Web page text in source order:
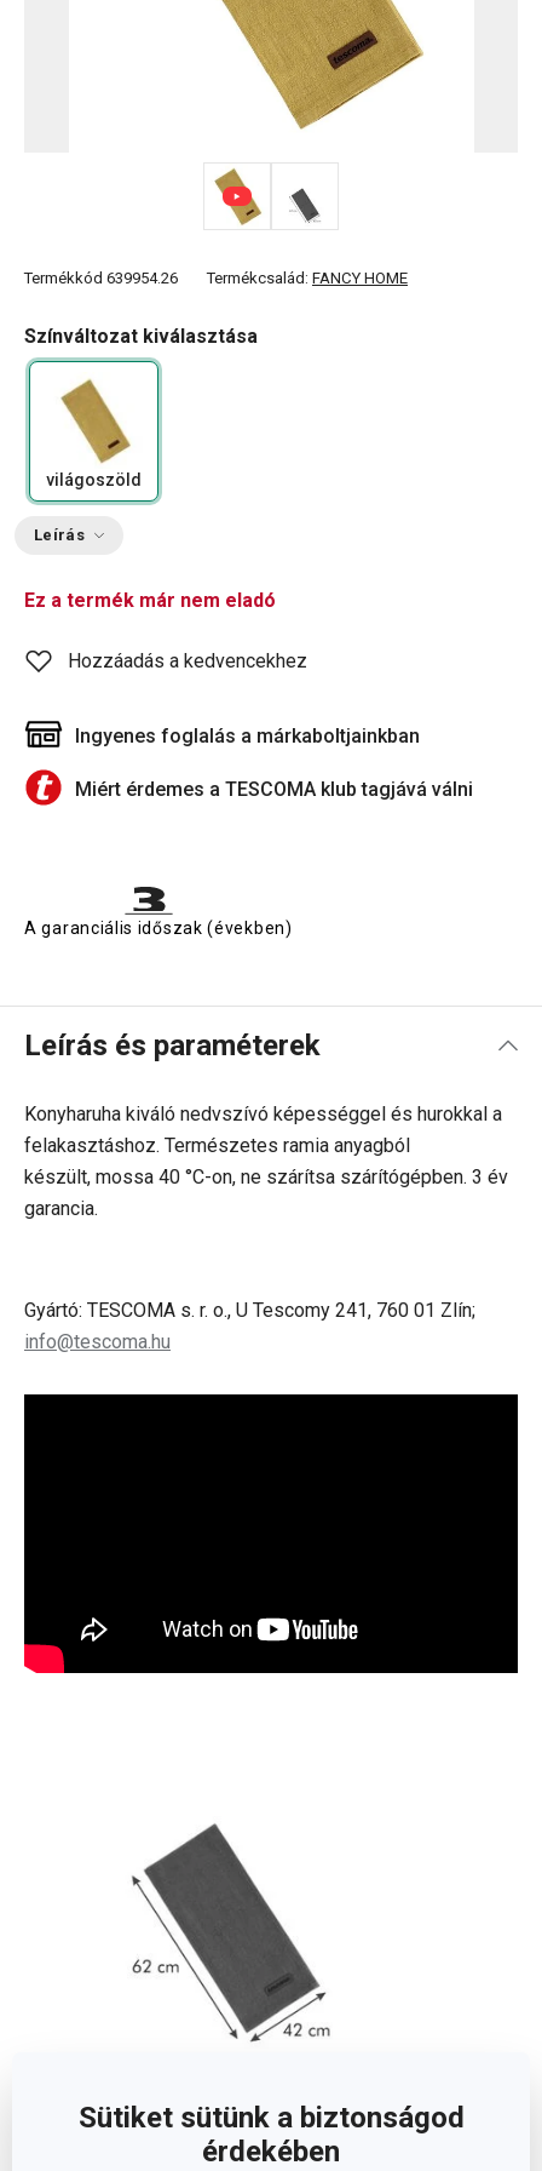
Sütiket sütünk a biztonságod
érdekében
Termékkód 639954.26 Termékcsalád: FANCY HOME
Színváltozat kiválasztása
világoszöld
Leírás
Ez a termék már nem eladó
Hozzáadás a kedvencekhez
Ingyenes foglalás a márkaboltjainkban
Miért érdemes a TESCOMA klub tagjává válni
A garanciális időszak (években)
Leírás és paraméterek
Konyharuha kiváló nedvszívó képességgel és hurokkal a
felakasztáshoz. Természetes ramia anyagból
készült, mossa 40 °C-on, ne szárítsa szárítógépben. 3 év
garancia.
Gyártó: TESCOMA s. r. o., U Tescomy 241, 760 01 Zlín;
info@tescoma.hu